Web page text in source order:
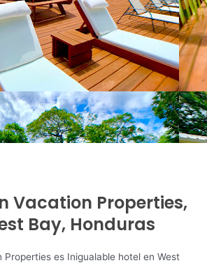
Vacation Properties,
Bay, Honduras
Properties es Inigualable hotel en West